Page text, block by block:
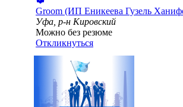
Groom (ИП Еникеева Гузель
Уфа, р-н Кировский
Можно без резюме
Откликнуться